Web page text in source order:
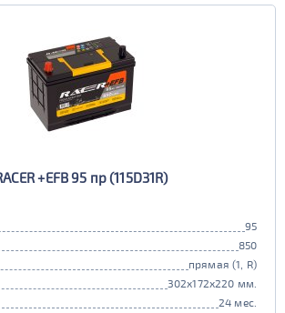
+EFB 95 пр (115D31R)
95
850
прямая (1, R)
302x172x220 мм.
24 мес.